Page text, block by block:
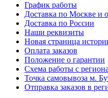
График работы
Доставка по Москве и
Доставка по России
Наши реквизиты
Новая страница
Оплата заказов
Положение о гарантии
Схема работы с
Точка самовывоза м.
Отправка заказов в